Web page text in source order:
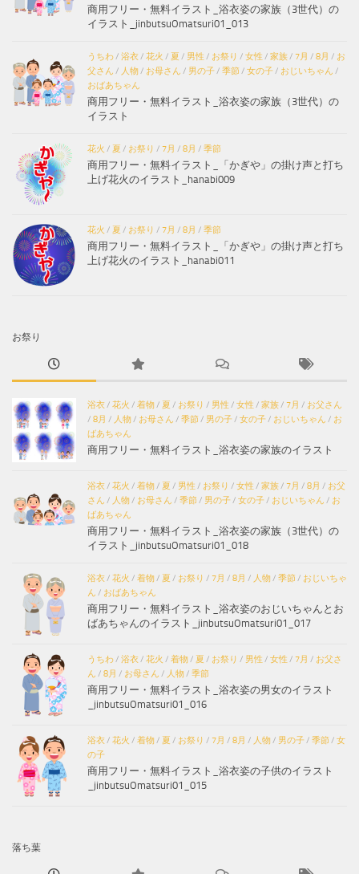
商用フリー・無料イラスト_浴衣姿の家族（3世代）の
イラスト_jinbutsuOmatsuri01_013
うちわ/ 浴衣/ 花火 / 夏 / 男性 / お祭り / 女性 / 家族/ 7月 / 8月 / お
父さん / 人物/ お母さん / 男の子/ 季節/ 女の子/ おじいちゃん /
おばあちゃん
商用フリー・無料イラスト_浴衣姿の家族（3世代）の
イラスト
花火 / 夏 / お祭り / 7月 / 8月 / 季節
商用フリー・無料イラスト_「かぎや」の掛け声と打ち
上げ花火のイラスト_hanabi009
花火 / 夏 / お祭り / 7月 / 8月 / 季節
商用フリー・無料イラスト_「かぎや」の掛け声と打ち
上げ花火のイラスト_hanabi011
お祭り
浴衣/ 花火 / 着物/ 夏 / お祭り / 男性 / 女性 / 家族/ 7月 / お父さん
/ 8月 / 人物/ お母さん / 季節/ 男の子/ 女の子/ おじいちゃん / お
ばあちゃん
商用フリー・無料イラスト_浴衣姿の家族のイラスト
浴衣/ 花火 / 着物/ 夏 / 男性 / お祭り / 女性 / 家族/ 7月 / 8月 / お父
さん / 人物/ お母さん / 季節/ 男の子/ 女の子/ おじいちゃん / お
ばあちゃん
商用フリー・無料イラスト_浴衣姿の家族（3世代）の
イラスト_jinbutsuOmatsuri01_018
浴衣/ 花火 / 着物/ 夏 / お祭り / 7月 / 8月 / 人物/ 季節/ おじいちゃ
ん / おばあちゃん
商用フリー・無料イラスト_浴衣姿のおじいちゃんとお
ばあちゃんのイラスト_jinbutsuOmatsuri01_017
うちわ/ 浴衣/ 花火 / 着物/ 夏 / お祭り / 男性 / 女性 / 7月 / お父さ
ん / 8月 / お母さん / 人物/ 季節
商用フリー・無料イラスト_浴衣姿の男女のイラスト
_jinbutsuOmatsuri01_016
浴衣/ 花火 / 着物/ 夏 / お祭り / 7月 / 8月 / 人物/ 男の子/ 季節/ 女
の子
商用フリー・無料イラスト_浴衣姿の子供のイラスト
_jinbutsuOmatsuri01_015
落ち葉